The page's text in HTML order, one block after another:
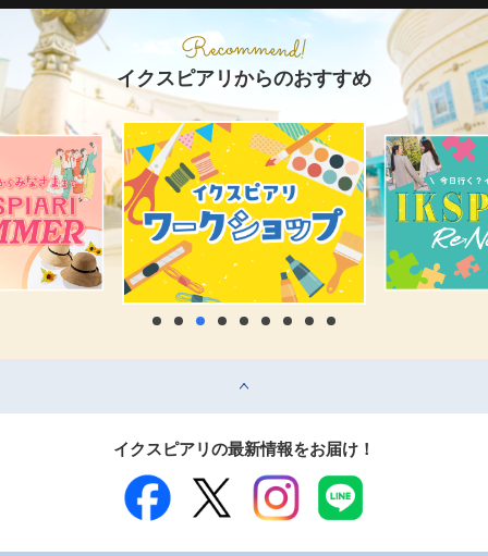
イクスピアリからのおすすめ
イクスピアリの最新情報をお届け！